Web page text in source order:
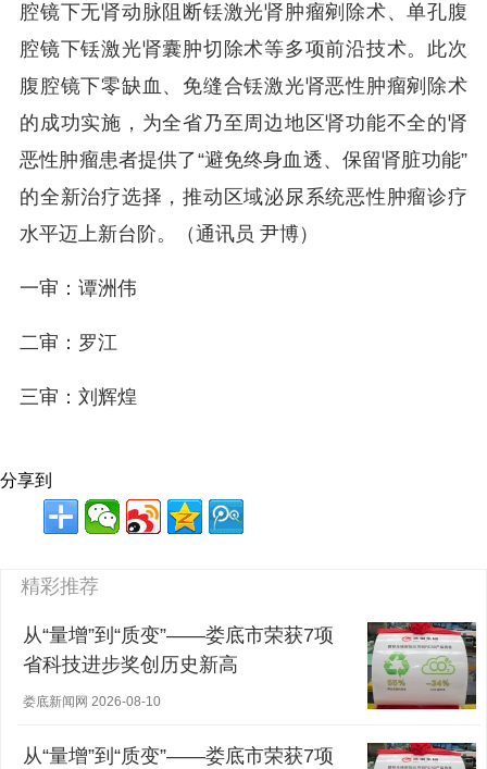
腔镜下无肾动脉阻断铥激光肾肿瘤剜除术、单孔腹
腔镜下铥激光肾囊肿切除术等多项前沿技术。此次
腹腔镜下零缺血、免缝合铥激光肾恶性肿瘤剜除术
的成功实施，为全省乃至周边地区肾功能不全的肾
恶性肿瘤患者提供了“避免终身血透、保留肾脏功能”
的全新治疗选择，推动区域泌尿系统恶性肿瘤诊疗
水平迈上新台阶。
（通讯员 尹博）
一审：谭洲伟
二审：罗江
三审：刘辉煌
分享到
精彩推荐
从“量增”到“质变”——娄底市荣获7项
省科技进步奖创历史新高
娄底新闻网 2026-08-10
从“量增”到“质变”——娄底市荣获7项